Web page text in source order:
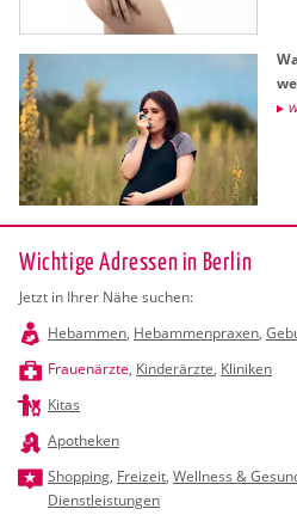
Wichtige Adressen in Berlin
Jetzt in Ihrer Nähe suchen:
Hebammen, Hebammenpraxen,
Frauenärzte, Kinderärzte, Kliniken
Kitas
Apotheken
Shopping, Freizeit, Wellness &
Dienstleistungen